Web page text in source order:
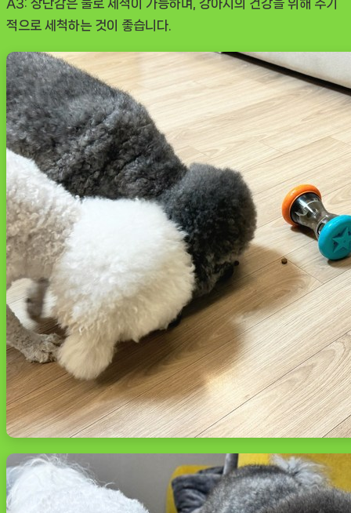
적으로 세척하는 것이 좋습니다.